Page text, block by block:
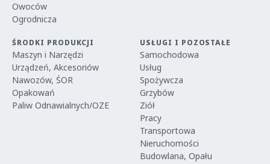
Owoców
Ogrodnicza
ŚRODKI PRODUKCJI
Maszyn i Narzędzi
Urządzeń, Akcesoriów
Nawozów, ŚOR
Opakowań
Paliw Odnawialnych/OZE
USŁUGI I POZOSTAŁE
Samochodowa
Usług
Spożywcza
Grzybów
Ziół
Pracy
Transportowa
Nieruchomości
Budowlana, Opału